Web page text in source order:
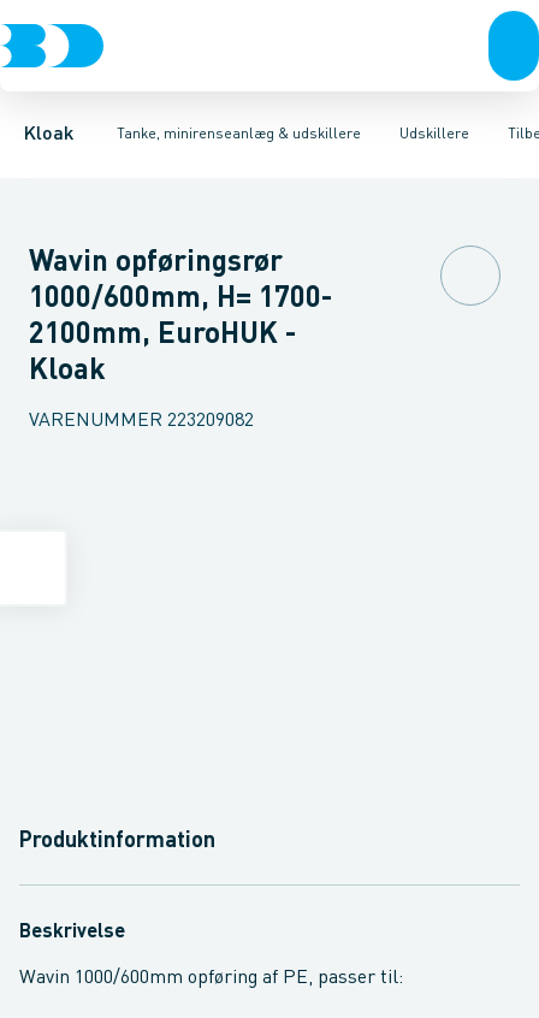
Kloak Tanke, minirenseanlæg & udskillere
Rør & fittingsBrøndeBrøndgodsLinjeafvandingTanke,
Udskillere
Udskillere Tanke Tilbehør til tankeMini renseanlæg
OlieudskillereFedtudskillereTilbehør til udskillereSandfang
Wavin opføringsrør
1000/600mm, H= 1700-
2100mm, EuroHUK -
Kloak
VARENUMMER 223209082
Produktinformation
Beskrivelse
Wavin 1000/600mm opføring af PE, passer til: